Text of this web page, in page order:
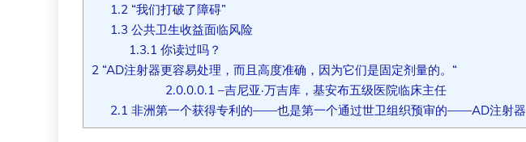
1.2 “我们打破了障碍”
1.3 公共卫生收益面临风险
1.3.1 你读过吗？
2 “AD注射器更容易处理，而且高度准确，因为它们是固定剂量的。“
2.0.0.0.1 –吉尼亚·万吉库，基安布五级医院临床主任
2.1 非洲第一个获得专利的——也是第一个通过世卫组织预审的——AD注射器